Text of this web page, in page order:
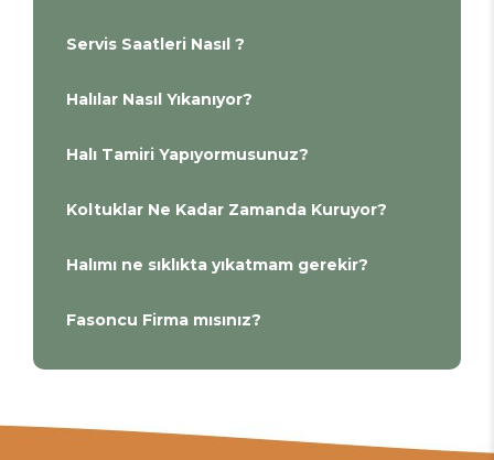
Servis Saatleri Nasıl ?
Halılar Nasıl Yıkanıyor?
Halı Tamiri Yapıyormusunuz?
Koltuklar Ne Kadar Zamanda Kuruyor?
Halımı ne sıklıkta yıkatmam gerekir?
Fasoncu Firma mısınız?